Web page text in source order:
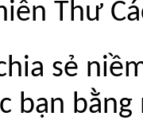
Thư
sẻ
bạn